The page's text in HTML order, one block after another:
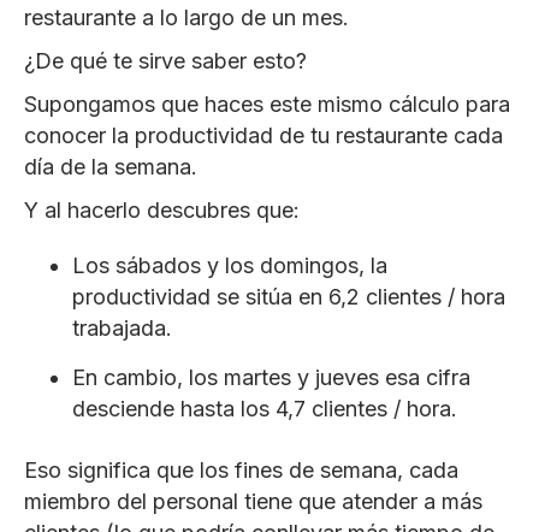
restaurante a lo largo de un mes.
¿De qué te sirve saber esto?
Supongamos que haces este mismo cálculo para
conocer la productividad de tu restaurante cada
día de la semana.
Y al hacerlo descubres que:
Los sábados y los domingos, la
productividad se sitúa en 6,2 clientes / hora
trabajada.
En cambio, los martes y jueves esa cifra
desciende hasta los 4,7 clientes / hora.
Eso significa que los fines de semana, cada
miembro del personal tiene que atender a más